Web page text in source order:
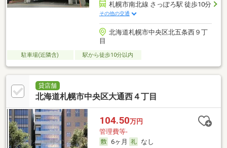
札幌市南北線 さっぽろ駅 徒歩10分
その他の交通
北海道札幌市中央区北五条西９丁
目
駐車場(近隣含) 駅から徒歩10分以内
貸店舗
北海道札幌市中央区大通西４丁目
104.50万円
管理費等-
6ヶ月
なし